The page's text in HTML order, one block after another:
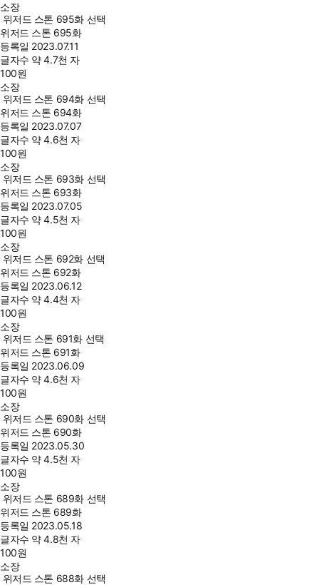
소장
위저드 스톤 695화 선택
위저드 스톤 695화
등록일 2023.07.11
글자수 약 4.7천 자
100원
소장
위저드 스톤 694화 선택
위저드 스톤 694화
등록일 2023.07.07
글자수 약 4.6천 자
100원
소장
위저드 스톤 693화 선택
위저드 스톤 693화
등록일 2023.07.05
글자수 약 4.5천 자
100원
소장
위저드 스톤 692화 선택
위저드 스톤 692화
등록일 2023.06.12
글자수 약 4.4천 자
100원
소장
위저드 스톤 691화 선택
위저드 스톤 691화
등록일 2023.06.09
글자수 약 4.6천 자
100원
소장
위저드 스톤 690화 선택
위저드 스톤 690화
등록일 2023.05.30
글자수 약 4.5천 자
100원
소장
위저드 스톤 689화 선택
위저드 스톤 689화
등록일 2023.05.18
글자수 약 4.8천 자
100원
소장
위저드 스톤 688화 선택